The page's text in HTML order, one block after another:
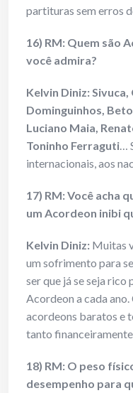
partituras sem erros
16) RM: Quem são
você admira?
Kelvin Diniz:
Dominguinhos,
Luciano Maia,
Toninho Ferraguti…
internacionais, aos
17) RM: Você acha
um Acordeon inibi
Kelvin Diniz: Muitas
um sofrimento para
ser que já se seja rico
Acordeon a cada
acordeons baratos e
tanto
18) RM: O peso
desempenho para